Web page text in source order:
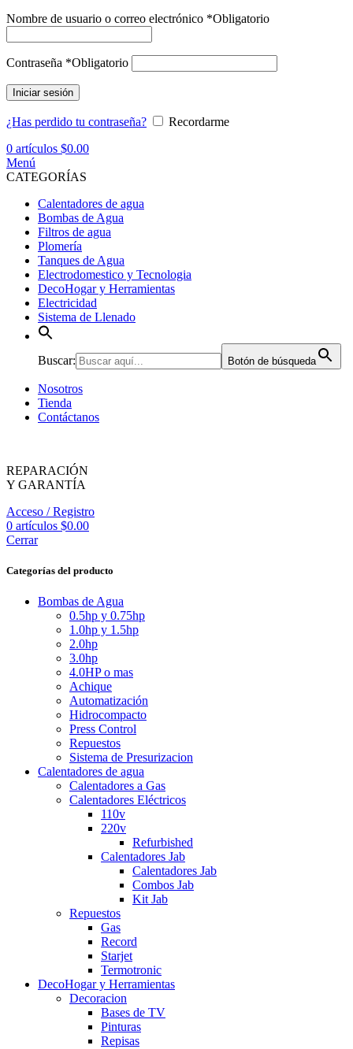
Nombre de usuario o correo electrónico *Obligatorio
Contraseña *Obligatorio
Iniciar sesión
¿Has perdido tu contraseña?
Recordarme
0 artículos $0.00
Menú
CATEGORÍAS
Calentadores de agua
Bombas de Agua
Filtros de agua
Plomería
Tanques de Agua
Electrodomestico y Tecnologia
DecoHogar y Herramientas
Electricidad
Sistema de Llenado
Buscar: Botón de búsqueda
Nosotros
Tienda
Contáctanos
REPARACIÓN
Y GARANTÍA
Acceso / Registro
0 artículos $0.00
Cerrar
Categorías del producto
Bombas de Agua
0.5hp y 0.75hp
1.0hp y 1.5hp
2.0hp
3.0hp
4.0HP o mas
Achique
Automatización
Hidrocompacto
Press Control
Repuestos
Sistema de Presurizacion
Calentadores de agua
Calentadores a Gas
Calentadores Eléctricos
110v
220v
Refurbished
Calentadores Jab
Calentadores Jab
Combos Jab
Kit Jab
Repuestos
Gas
Record
Starjet
Termotronic
DecoHogar y Herramientas
Decoracion
Bases de TV
Pinturas
Repisas